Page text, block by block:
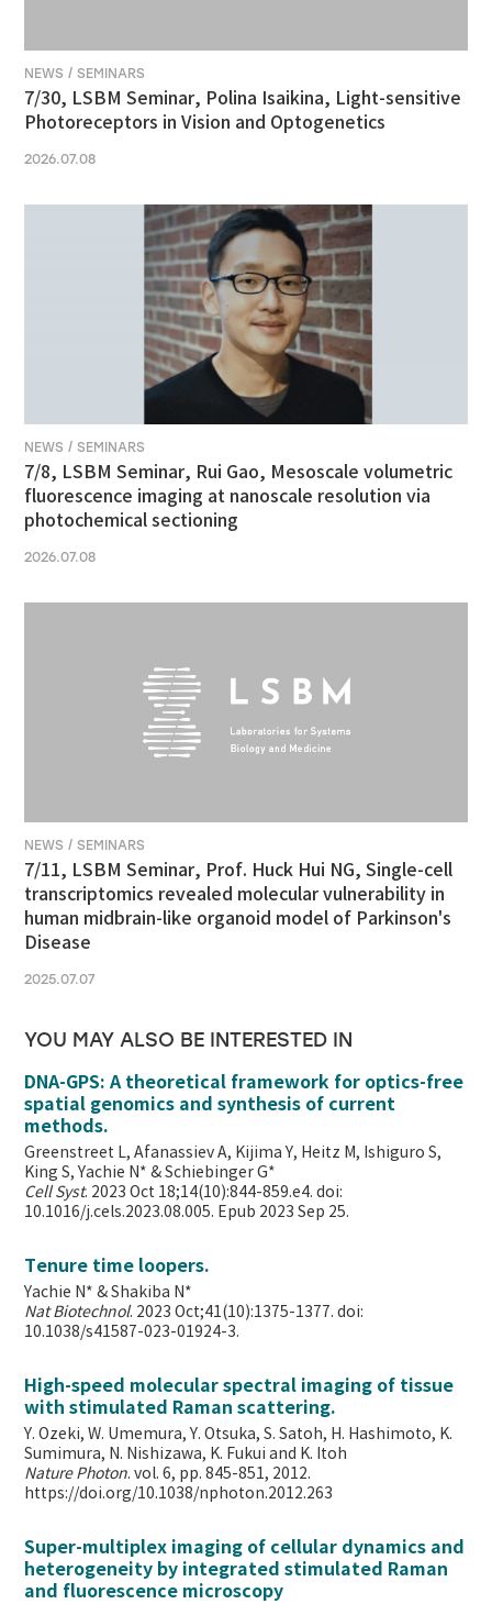
NEWS / SEMINARS
7/30, LSBM Seminar, Polina Isaikina, Light-sensitive
Photoreceptors in Vision and Optogenetics
2026.07.08
NEWS / SEMINARS
7/8, LSBM Seminar, Rui Gao, Mesoscale volumetric
fluorescence imaging at nanoscale resolution via
photochemical sectioning
2026.07.08
NEWS / SEMINARS
7/11, LSBM Seminar, Prof. Huck Hui NG, Single-cell
transcriptomics revealed molecular vulnerability in
human midbrain-like organoid model of Parkinson's
Disease
2025.07.07
YOU MAY ALSO BE INTERESTED IN
DNA-GPS: A theoretical framework for optics-free
spatial genomics and synthesis of current
methods.
Greenstreet L, Afanassiev A, Kijima Y, Heitz M, Ishiguro S,
King S, Yachie N* & Schiebinger G*
Cell Syst. 2023 Oct 18;14(10):844-859.e4. doi:
10.1016/j.cels.2023.08.005. Epub 2023 Sep 25.
Tenure time loopers.
Yachie N* & Shakiba N*
Nat Biotechnol. 2023 Oct;41(10):1375-1377. doi:
10.1038/s41587-023-01924-3.
High-speed molecular spectral imaging of tissue
with stimulated Raman scattering.
Y. Ozeki, W. Umemura, Y. Otsuka, S. Satoh, H. Hashimoto, K.
Sumimura, N. Nishizawa, K. Fukui and K. Itoh
Nature Photon. vol. 6, pp. 845-851, 2012.
https://doi.org/10.1038/nphoton.2012.263
Super-multiplex imaging of cellular dynamics and
heterogeneity by integrated stimulated Raman
and fluorescence microscopy